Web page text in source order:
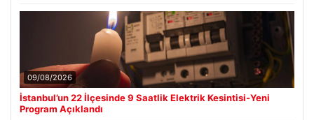
09/08/2026
İstanbul’un 22 İlçesinde 9 Saatlik Elektrik Kesintisi-Yeni
Program Açıklandı